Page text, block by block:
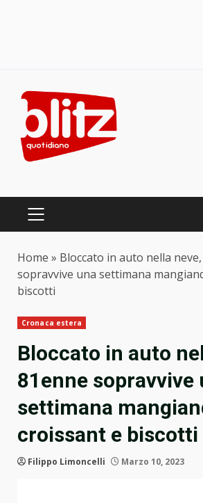
content
PRIMARY
Home » Bloccato in auto nella
sopravvive una settimana
biscotti
Cronaca estera
Bloccato in auto
81enne sopravvive
settimana
croissant e biscotti
Filippo Limoncelli Marzo 10, 2023